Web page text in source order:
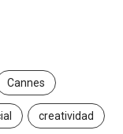
Cannes
creatividad